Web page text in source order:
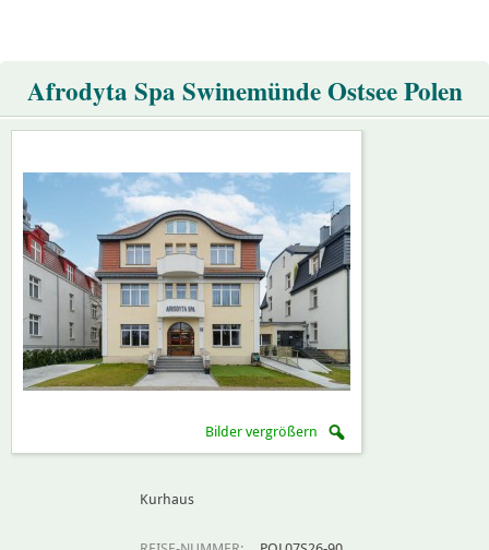
Afrodyta Spa Swinemünde Ostsee Polen
Bilder vergrößern
Kurhaus